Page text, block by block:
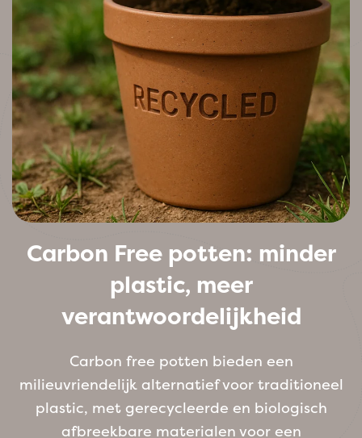
Carbon Free potten: minder
plastic, meer
verantwoordelijkheid
Carbon free potten bieden een
milieuvriendelijk alternatief voor traditioneel
plastic, met gerecycleerde en biologisch
afbreekbare materialen voor een